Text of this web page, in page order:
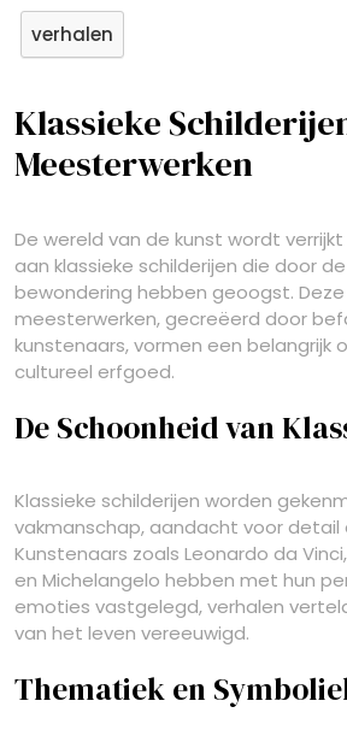
verhalen
Klassieke
Meesterwerken
De wereld van de kunst wordt
aan klassieke schilderijen die door
bewondering hebben geoogst.
meesterwerken, gecreëerd door
kunstenaars, vormen een belangrijk
cultureel erfgoed.
De Schoonheid van
Klassieke schilderijen worden
vakmanschap, aandacht voor detail
Kunstenaars zoals Leonardo da
en Michelangelo hebben met hun
emoties vastgelegd, verhalen
van het leven vereeuwigd.
Thematiek en